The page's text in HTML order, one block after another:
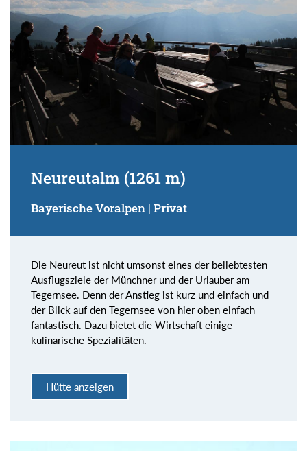
Neureutalm (1261 m)
Bayerische Voralpen | Privat
Die Neureut ist nicht umsonst eines der beliebtesten
Ausflugsziele der Münchner und der Urlauber am
Tegernsee. Denn der Anstieg ist kurz und einfach und
der Blick auf den Tegernsee von hier oben einfach
fantastisch. Dazu bietet die Wirtschaft einige
kulinarische Spezialitäten.
Hütte anzeigen